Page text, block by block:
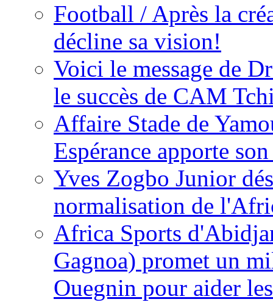
Football / Après la
décline sa vision!
Voici le message de
le succès de CAM
Affaire Stade de
Espérance apporte
Yves Zogbo Junior
normalisation de
Africa Sports
Gagnoa) promet un
Ouegnin pour aider